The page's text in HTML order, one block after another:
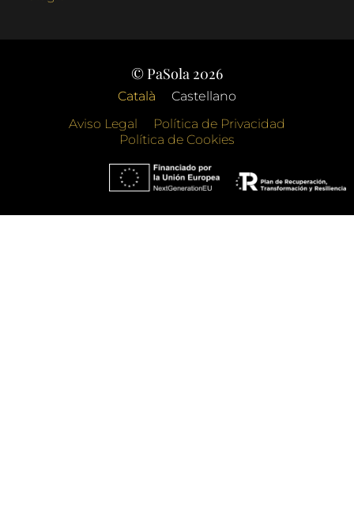
© PaSola 2026
Català
Castellano
Aviso Legal
Política de Privacidad
Política de Cookies